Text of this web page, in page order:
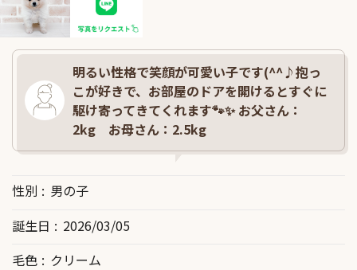
明るい性格で笑顔が可愛い子です(^^♪抱っ
こが好きで、お部屋のドアを開けるとすぐに
駆け寄ってきてくれます🐾✨ お父さん：
2kg お母さん：2.5kg
性別
男の子
誕生日
2026/03/05
毛色
クリーム